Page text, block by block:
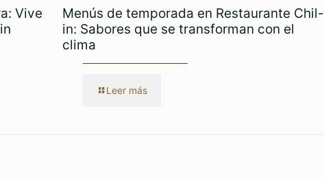
Vive
Menús de temporada en Restaurante Chil-
in: Sabores que se transforman con el
clima
Leer más